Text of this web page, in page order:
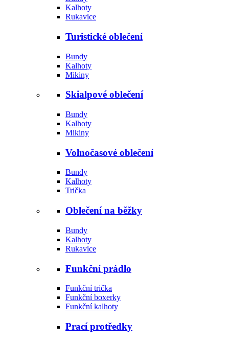
Kalhoty
Rukavice
Turistické oblečení
Bundy
Kalhoty
Mikiny
Skialpové oblečení
Bundy
Kalhoty
Mikiny
Volnočasové oblečení
Bundy
Kalhoty
Trička
Oblečení na běžky
Bundy
Kalhoty
Rukavice
Funkční prádlo
Funkční trička
Funkční boxerky
Funkční kalhoty
Prací protředky